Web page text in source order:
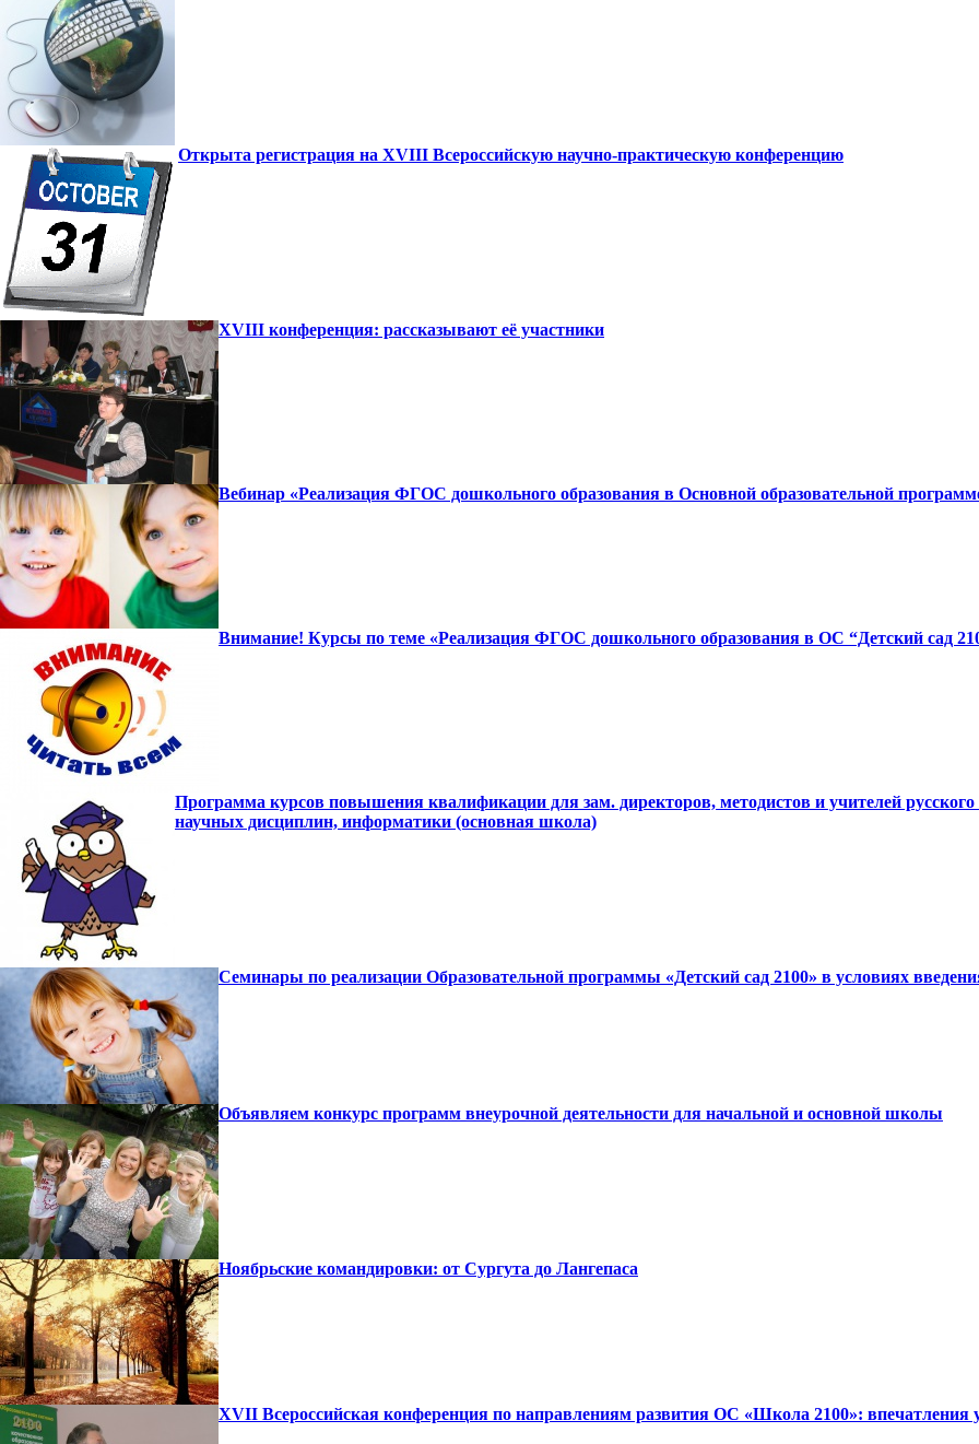
Открыта регистрация на XVIII Всероссийскую научно-практическую конференцию
XVIII конференция: рассказывают её участники
Вебинар «Реализация ФГОС дошкольного образования в Основной образовательной
Внимание! Курсы по теме «Реализация ФГОС дошкольного образования в ОС “Детский сад
Программа курсов повышения квалификации для зам. директоров, методистов и учителей
научных дисциплин, информатики (основная школа)
Семинары по реализации Образовательной программы «Детский сад 2100» в условиях
Объявляем конкурс программ внеурочной деятельности для начальной и основной школы
Ноябрьские командировки: от Сургута до Лангепаса
XVII Всероссийская конференция по направлениям развития ОС «Школа 2100»: впечатления